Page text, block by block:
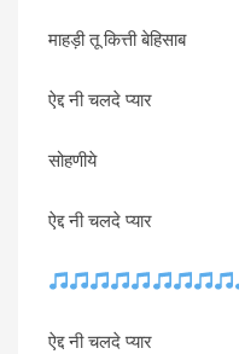
माहड़ी तू कित्ती बेहिसाब
ऐद्द नी चलदे प्यार
सोहणीये
ऐद्द नी चलदे प्यार
ऐद्द नी चलदे प्यार